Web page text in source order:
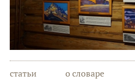
статьи о словаре